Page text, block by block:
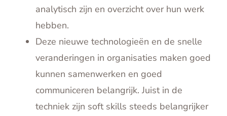
analytisch zijn en overzicht over hun werk
hebben.
Deze nieuwe technologieën en de snelle
veranderingen in organisaties maken goed
kunnen samenwerken en goed
communiceren belangrijk. Juist in de
techniek zijn soft skills steeds belangrijker